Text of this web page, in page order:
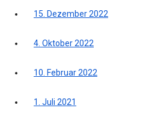
15. Dezember 2022
4. Oktober 2022
10. Februar 2022
1. Juli 2021